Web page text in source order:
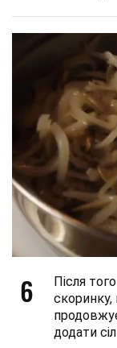
6
Після
додати